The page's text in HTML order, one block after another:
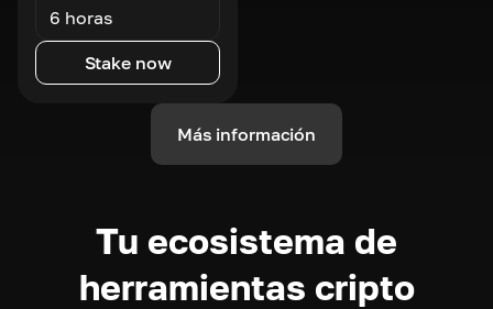
6 horas
Stake now
Más información
Tu ecosistema de
herramientas cripto